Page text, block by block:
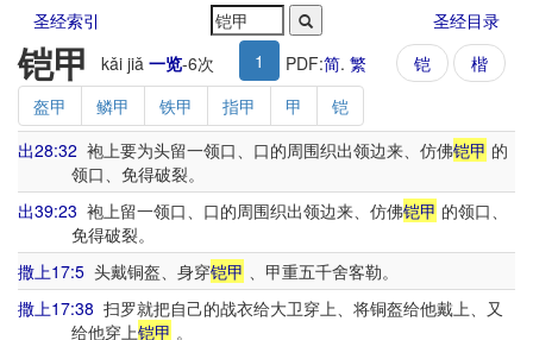
圣经索引 圣经目录
铠甲 kǎi jiǎ 一览-6次 1 PDF:简. 繁 铠
楷
盔甲
鳞甲 铁甲 指甲 甲
铠
出28:32 袍上要为头留一领口、口的周围织出领边来、仿佛铠甲 的
领口、免得破裂。
出39:23 袍上留一领口、口的周围织出领边来、仿佛铠甲 的领口、
免得破裂。
撒上17:5 头戴铜盔、身穿铠甲 、甲重五千舍客勒。
撒上17:38 扫罗就把自己的战衣给大卫穿上、将铜盔给他戴上、又
给他穿上铠甲 。